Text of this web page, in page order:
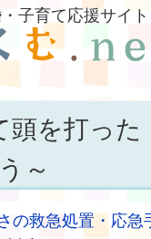
子育て応援サイト
を打った
～
の救急処置・応急